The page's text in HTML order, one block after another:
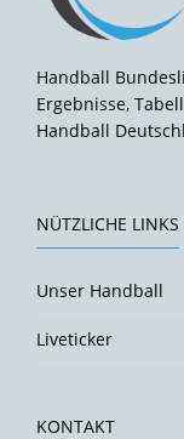
Handball
Ergebnisse,
Handball
NÜTZLICHE LINKS
Unser Handball
Liveticker
KONTAKT